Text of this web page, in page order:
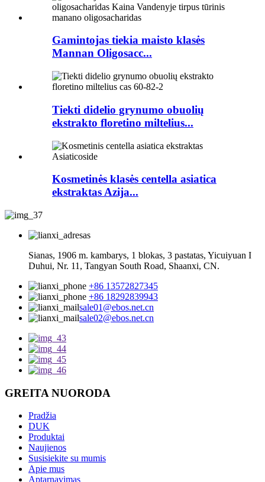
Gamintojas tiekia maisto klasės
Mannan Oligosacc...
Tiekti didelio grynumo obuolių
ekstrakto floretino miltelius...
Kosmetinės klasės centella asiatica
ekstraktas Azija...
Sianas, 1906 m. kambarys, 1 blokas, 3 pastatas, Yicuiyuan I
Duhui, Nr. 11, Tangyan South Road, Shaanxi, CN.
+86 13572827345
+86 18292839943
sale01@ebos.net.cn
sale02@ebos.net.cn
GREITA NUORODA
Pradžia
DUK
Produktai
Naujienos
Susisiekite su mumis
Apie mus
Aptarnavimas